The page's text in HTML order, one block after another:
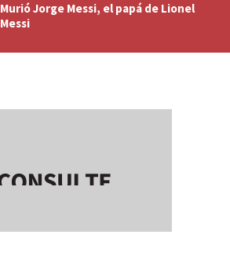
Murió Jorge Messi, el papá de Lionel
Messi